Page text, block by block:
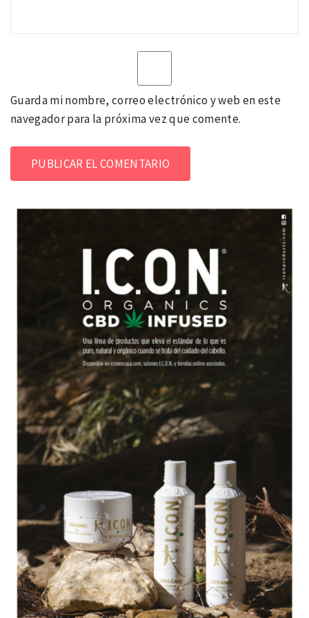
Guarda mi nombre, correo electrónico y web en este
navegador para la próxima vez que comente.